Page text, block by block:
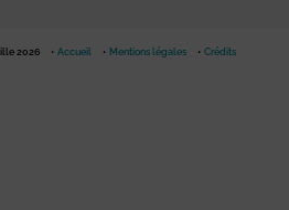
2026 Accueil Mentions légales Crédits